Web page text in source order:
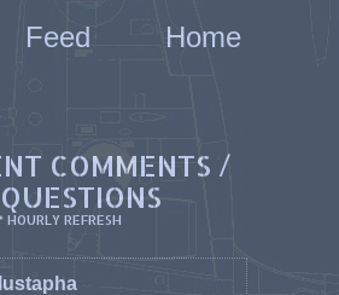
Feed Home
COMMENTS /
QUESTIONS
HOURLY REFRESH